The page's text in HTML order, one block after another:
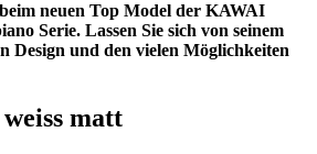
neuen Top Model der KAWAI
Serie. Lassen Sie sich von seinem
Design und den vielen Möglichkeiten
matt